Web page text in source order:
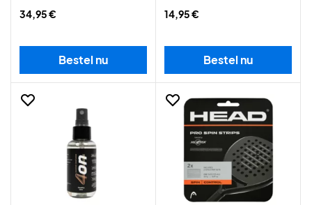
34,95 €
Bestel nu
14,95 €
Bestel nu